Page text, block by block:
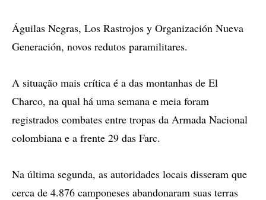
Águilas Negras, Los Rastrojos y Organización Nueva
Generación, novos redutos paramilitares.
A situação mais crítica é a das montanhas de El
Charco, na qual há uma semana e meia foram
registrados combates entre tropas da Armada Nacional
colombiana e a frente 29 das Farc.
Na última segunda, as autoridades locais disseram que
cerca de 4.876 camponeses abandonaram suas terras